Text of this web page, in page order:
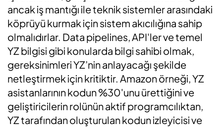
ancak iş mantığı ile teknik sistemler arasındaki
köprüyü kurmak için sistem akıcılığına sahip
olmalıdırlar. Data pipelines, API'ler ve temel
YZ bilgisi gibi konularda bilgi sahibi olmak,
gereksinimleri YZ’nin anlayacağı şekilde
netleştirmek için kritiktir. Amazon örneği, YZ
asistanlarının kodun %30'unu ürettiğini ve
geliştiricilerin rolünün aktif programcılıktan,
YZ tarafından oluşturulan kodun izleyicisi ve